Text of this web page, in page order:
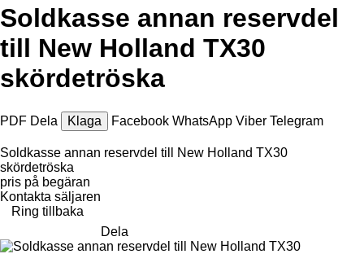
Soldkasse annan reservdel
till New Holland TX30
skördetröska
PDF Dela Klaga Facebook WhatsApp Viber Telegram
Soldkasse annan reservdel till New Holland TX30
skördetröska
pris på begäran
Kontakta säljaren
Ring tillbaka
Dela